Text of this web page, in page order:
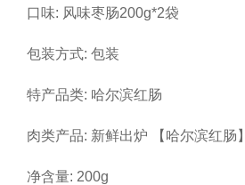
口味: 风味枣肠200g*2袋
包装方式: 包装
特产品类: 哈尔滨红肠
肉类产品: 新鲜出炉 【哈尔滨红肠】
净含量: 200g